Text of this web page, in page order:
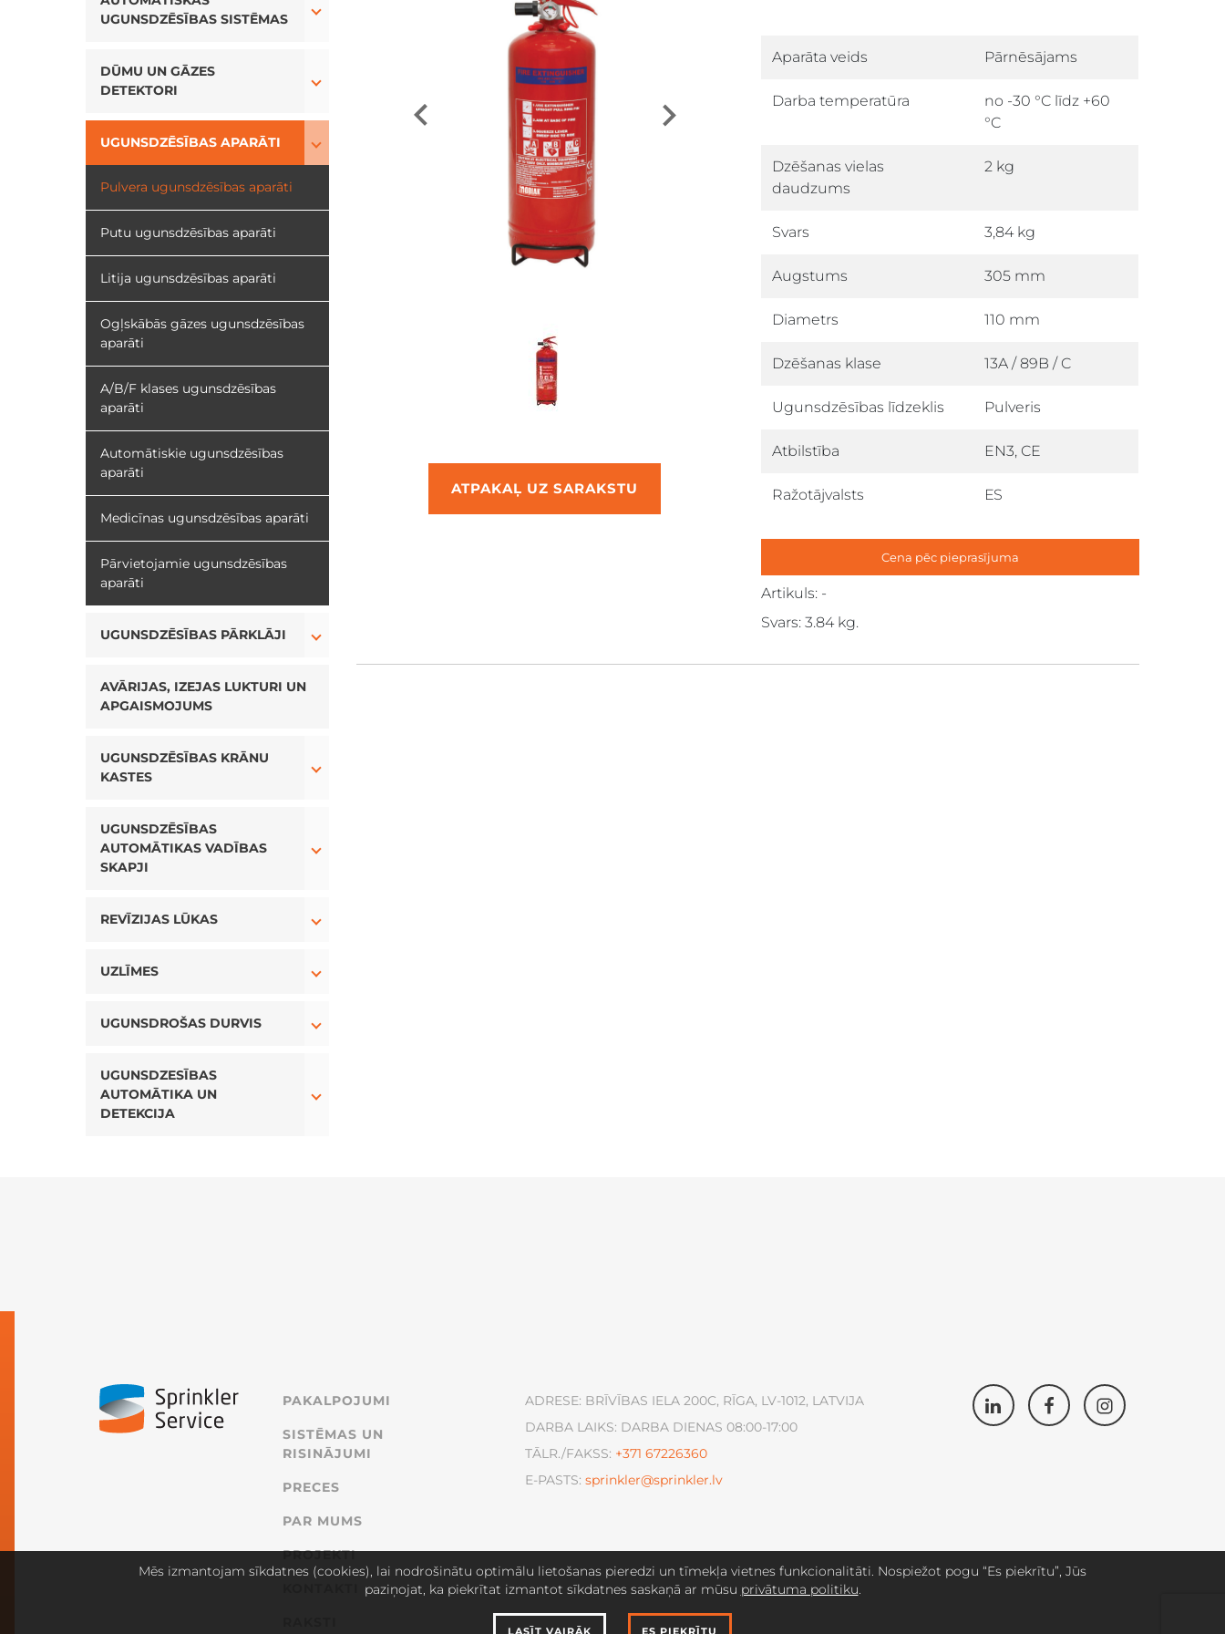
UGUNSDZĒSĪBAS SISTĒMAS
DŪMU UN GĀZES
DETEKTORI
UGUNSDZĒSĪBAS APARĀTI
Toggle Dropdown
Pulvera ugunsdzēsības aparāti
Putu ugunsdzēsības aparāti
Litija ugunsdzēsības aparāti
Ogļskābās gāzes ugunsdzēsības
aparāti
A/B/F klases ugunsdzēsības
aparāti
Automātiskie ugunsdzēsības
aparāti
Medicīnas ugunsdzēsības aparāti
Pārvietojamie ugunsdzēsības
aparāti
UGUNSDZĒSĪBAS PĀRKLĀJI
AVĀRIJAS, IZEJAS LUKTURI UN
APGAISMOJUMS
UGUNSDZĒSĪBAS KRĀNU
KASTES
UGUNSDZĒSĪBAS
AUTOMĀTIKAS VADĪBAS
SKAPJI
REVĪZIJAS LŪKAS
UZLĪMES
UGUNSDROŠAS DURVIS
UGUNSDZESĪBAS
AUTOMĀTIKA UN
DETEKCIJA
Previous Next
ATPAKAĻ UZ SARAKSTU
Aparāta veids Pārnēsājams
Darba temperatūra
no -30 °C līdz +60
°C
Dzēšanas vielas
daudzums
2 kg
Svars 3,84 kg
Augstums 305 mm
Diametrs 110 mm
Dzēšanas klase 13A / 89B / C
Ugunsdzēsības līdzeklis Pulveris
Atbilstība EN3, CE
Ražotājvalsts ЕS
Cena pēc pieprasījuma
Artikuls: -
Svars: 3.84 kg.
PAKALPOJUMI
SISTĒMAS UN
RISINĀJUMI
PRECES
PAR MUMS
PROJEKTI
ADRESE: BRĪVĪBAS IELA 200C, RĪGA, LV-1012, LATVIJA
DARBA LAIKS: DARBA DIENAS 08:00-17:00
TĀLR./FAKSS: +371 67226360
E-PASTS: sprinkler@sprinkler.lv
Mēs izmantojam sīkdatnes (cookies), lai nodrošinātu optimālu lietošanas pieredzi un tīmekļa vietnes funkcionalitāti. Nospiežot pogu “Es piekrītu”, Jūs
paziņojat, ka piekrītat izmantot sīkdatnes saskaņā ar mūsu privātuma politiku